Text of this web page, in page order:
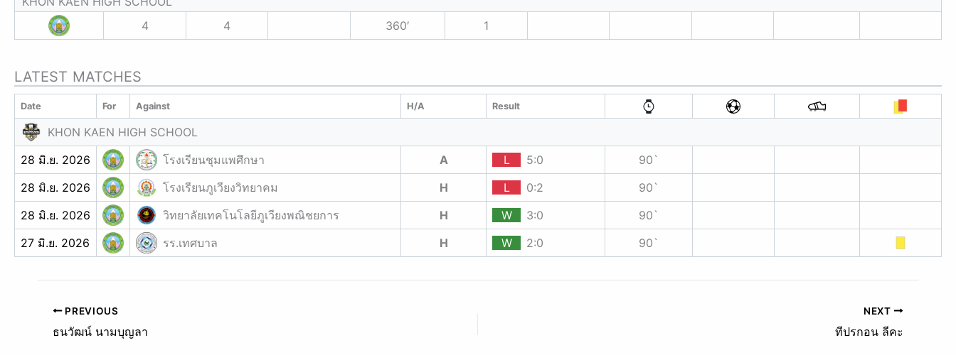
4
4 360′ 1
LATEST MATCHES
Date For Against H/A Result
KHON KAEN HIGH SCHOOL
28 มิ.ย. 2026
โรงเรียนชุมแพศึกษา A L 5:0
90`
28 มิ.ย. 2026
โรงเรียนภูเวียงวิทยาคม H L 0:2
90`
28 มิ.ย. 2026
วิทยาลัยเทคโนโลยีภูเวียงพณิชยการ H W 3:0
90`
27 มิ.ย. 2026
รร.เทศบาล H W 2:0 90`
PREVIOUS
ธนวัฒน์ นามบุญลา
NEXT
ทีปรกอน ลีคะ